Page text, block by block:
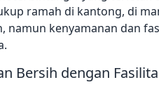
ramah di kantong, di
namun kenyamanan dan
Bersih dengan